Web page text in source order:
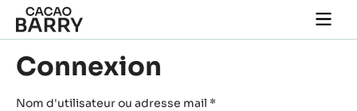
Skip to main content
main
Connexion
Nom d'utilisateur ou adresse mail *